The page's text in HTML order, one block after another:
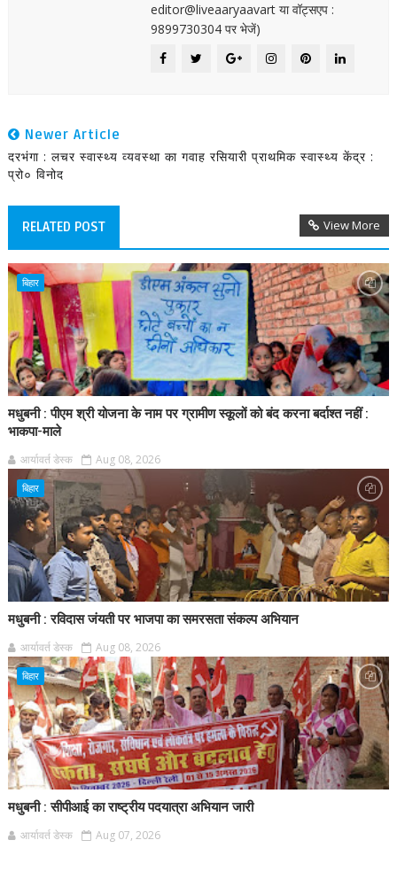
editor@liveaaryaavart या वॉट्सएप :
9899730304 पर भेजें)
Newer Article
दरभंगा : लचर स्वास्थ्य व्यवस्था का गवाह रसियारी प्राथमिक स्वास्थ्य केंद्र :
प्रो० विनोद
RELATED POST View More
बिहार
मधुबनी : पीएम श्री योजना के नाम पर ग्रामीण स्कूलों को बंद करना बर्दाश्त नहीं :
भाकपा-माले
आर्यावर्त डेस्क Aug 08, 2026
बिहार
मधुबनी : रविदास जंयती पर भाजपा का समरसता संकल्प अभियान
आर्यावर्त डेस्क Aug 08, 2026
बिहार
मधुबनी : सीपीआई का राष्ट्रीय पदयात्रा अभियान जारी
आर्यावर्त डेस्क Aug 07, 2026